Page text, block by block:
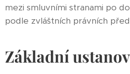
mezi smluvními stranami po
podle zvláštních právních
Základní